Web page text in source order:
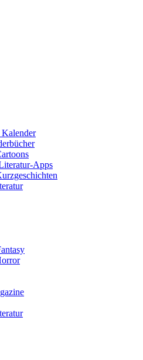
Apps